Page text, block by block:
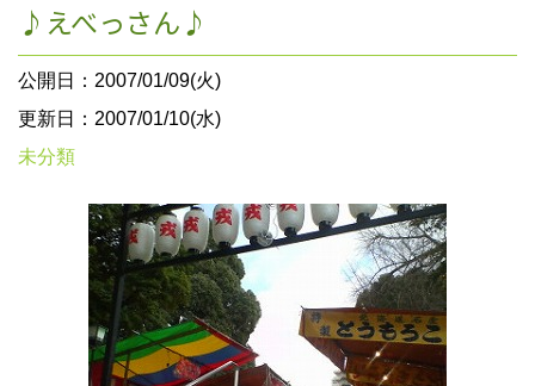
♪えべっさん♪
公開日：2007/01/09(火)
更新日：2007/01/10(水)
未分類